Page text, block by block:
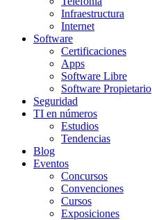
Infraestructura
Internet
Software
Certificaciones
Apps
Software Libre
Software Propietario
Seguridad
TI en números
Estudios
Tendencias
Blog
Eventos
Concursos
Convenciones
Cursos
Exposiciones